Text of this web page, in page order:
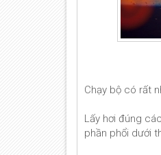
Chạy bộ có rất
Lấy hơi đúng
phần phổi dưới